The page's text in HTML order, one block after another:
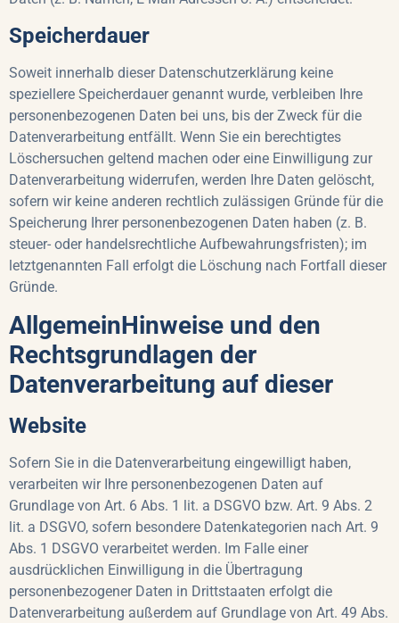
Speicherdauer
Soweit innerhalb dieser Datenschutzerklärung keine
speziellere Speicherdauer genannt wurde, verbleiben Ihre
personenbezogenen Daten bei uns, bis der Zweck für die
Datenverarbeitung entfällt. Wenn Sie ein berechtigtes
Löschersuchen geltend machen oder eine Einwilligung zur
Datenverarbeitung widerrufen, werden Ihre Daten gelöscht,
sofern wir keine anderen rechtlich zulässigen Gründe für die
Speicherung Ihrer personenbezogenen Daten haben (z. B.
steuer- oder handelsrechtliche Aufbewahrungsfristen); im
letztgenannten Fall erfolgt die Löschung nach Fortfall dieser
Gründe.
AllgemeinHinweise und den
Rechtsgrundlagen der
Datenverarbeitung auf dieser
Website
Sofern Sie in die Datenverarbeitung eingewilligt haben,
verarbeiten wir Ihre personenbezogenen Daten auf
Grundlage von Art. 6 Abs. 1 lit. a DSGVO bzw. Art. 9 Abs. 2
lit. a DSGVO, sofern besondere Datenkategorien nach Art. 9
Abs. 1 DSGVO verarbeitet werden. Im Falle einer
ausdrücklichen Einwilligung in die Übertragung
personenbezogener Daten in Drittstaaten erfolgt die
Datenverarbeitung außerdem auf Grundlage von Art. 49 Abs.